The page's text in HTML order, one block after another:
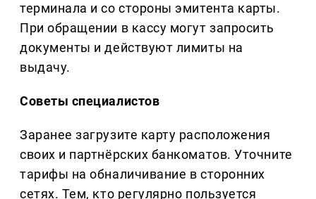
терминала и со стороны эмитента карты.
При обращении в кассу могут запросить
документы и действуют лимиты на
выдачу.
Советы специалистов
Заранее загрузите карту расположения
своих и партнёрских банкоматов. Уточните
тарифы на обналичивание в сторонних
сетях. Тем, кто регулярно пользуется